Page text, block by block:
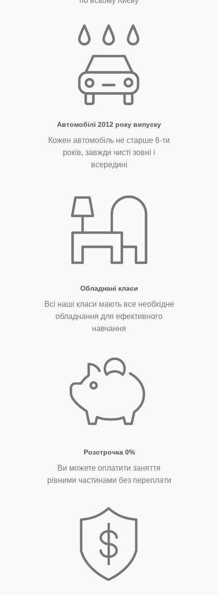
Автомобілі 2012 року випуску
Кожен автомобіль не старше 6-ти
років, завжди чисті зовні і
всередині
Обладнані класи
Всі наші класи мають все необхідне
обладнання для ефективного
навчання
Розстрочка 0%
Ви можете оплатити заняття
рівними частинами без переплати